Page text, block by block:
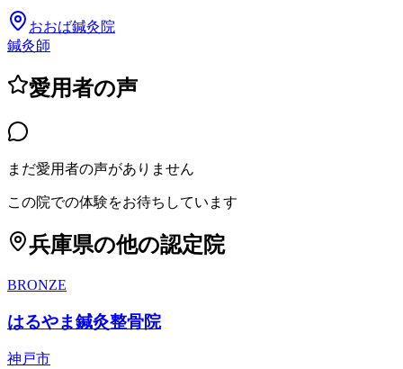
おおば鍼灸院
鍼灸師
愛用者の声
まだ愛用者の声がありません
この院での体験をお待ちしています
兵庫県の他の認定院
BRONZE
はるやま鍼灸整骨院
神戸市